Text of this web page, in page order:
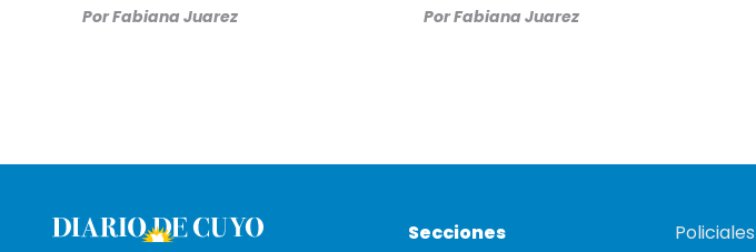
PorFabiana Juarez PorFabiana Juarez
Secciones
Policiales